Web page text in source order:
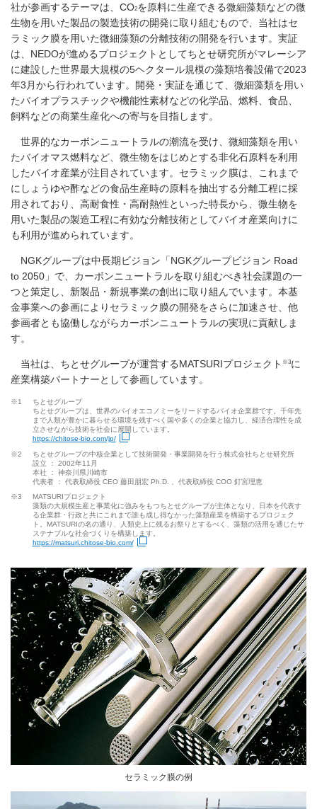
社が参画するテーマは、CO2を原料に生産できる微細藻類などの微
生物を用いた製品の製造技術の開発に取り組むもので、当社はセ
ラミック膜を用いた微細藻類の分離技術の開発を行います。実証
は、NEDOが進めるプロジェクトとしてちとせ研究所がマレーシア
に建設した世界最大規模の5ヘクタール規模の藻類培養設備で2023
年3月から行われています。開発・実証を通じて、微細藻類を用い
たバイオプラスチックや機能性素材などの化学品、燃料、食品、
飼料などの商業生産化への寄与を目指します。
世界的なカーボンニュートラルの潮流を受け、微細藻類を用い
たバイオマス燃料など、微生物をはじめとする非化石原料を利用
したバイオ産業が注目されています。セラミック膜は、これまで
にしょうゆや酢などの食品生産時の原料を抽出する分離工程に採
用されており、高耐食性・高耐熱性といった特長から、微生物を
用いた製品の製造工程に有効な分離技術としてバイオ産業向けに
も利用が進められています。
NGKグループは中長期ビジョン「NGKグループビジョン Road
to 2050」で、カーボンニュートラルを取り組むべき社会課題の一
つと策定し、新製品・新規事業の創出に取り組んでいます。本基
金事業への参画によりセラミック膜の開発をさらに加速させ、他
参画者とも協働しながらカーボンニュートラルの実現に貢献しま
す。
当社は、ちとせグループが運営するMATSURIプロジェクト ※3に
産業構築パートナーとして参画しています。
※1
ちとせグループ
ちとせグループは、世界のバイオエコノミーをリードするバイオ企業群です。千年先
まで人類が豊かに暮らせる環境を残すべく国や多くの企業と協力し、経済合理性を成
立させながら技術を社会に展開しています。
https://chitose-bio.com/jp/
※2
ちとせグループの中核企業として技術開発・事業開発を行う株式会社ちとせ研究所
設立 ： 2002年11月
本社 ： 神奈川県川崎市
代表者 ： 代表取締役 CEO 藤田朋宏 Ph.D. 、代表取締役 COO 釘宮理恵
※3
MATSURIプロジェクト
藻類の大規模生産と事業化に強みをもつちとせグループが主体となり、日本を代表す
る企業群・行政と共にこれまで誰も成し得なかった藻類産業を構築するプロジェク
ト。MATSURIの名の通り、人類史上に残るお祭りとするべく、藻類の活用を通じたサ
ステナブルな社会づくりを構築します。
https://matsuri.chitose-bio.com/
セラミック膜の例